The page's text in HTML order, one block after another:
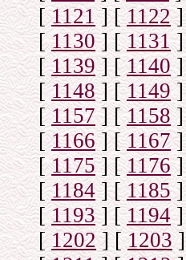
[1121] [1122]
[1130] [1131]
[1139] [1140]
[1148] [1149]
[1157] [1158]
[1166] [1167]
[1175] [1176]
[1184] [1185]
[1193] [1194]
[1202] [1203]